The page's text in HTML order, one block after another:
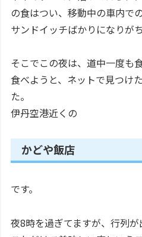
の食はつい、移動中の車内で
サンドイッチばかりになりが
そこでこの夜は、道中一度も
食べようと、ネットで見つけ
た。
伊丹空港近くの
かどや飯店
です。
夜8時を過ぎてますが、行列が